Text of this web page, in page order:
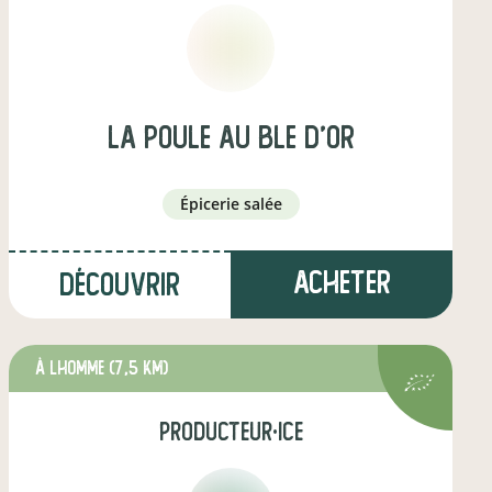
la poule au ble d'or
épicerie salée
Découvrir Acheter
à Lhomme (7,5 km)
producteur·ice